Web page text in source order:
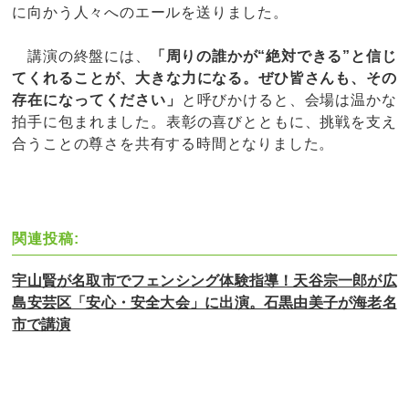
に向かう人々へのエールを送りました。
講演の終盤には、
「周りの誰かが“絶対できる”と信じ
てくれることが、大きな力になる。ぜひ皆さんも、その
存在になってください」
と呼びかけると、会場は温かな
拍手に包まれました。表彰の喜びとともに、挑戦を支え
合うことの尊さを共有する時間となりました。
関連投稿:
宇山賢が名取市でフェンシング体験指導！天谷宗一郎が広
島安芸区「安心・安全大会」に出演。石黒由美子が海老名
市で講演